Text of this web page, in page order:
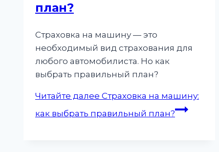
план?
Страховка на машину — это
необходимый вид страхования для
любого автомобилиста. Но как
выбрать правильный план?
Читайте далее Страховка на машину:
как выбрать правильный план?